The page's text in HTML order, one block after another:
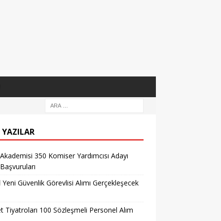
YAZILAR
350 Komiser Yardımcısı Adayı
Başvuruları
Yeni Güvenlik Görevlisi Alımı Gerçekleşecek
Tiyatroları 100 Sözleşmeli Personel Alım